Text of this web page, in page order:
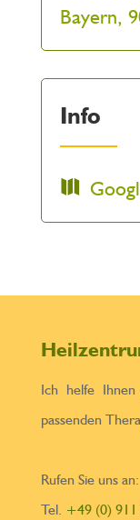
Bayern,
Info
Ich helfe
passenden
Rufen Sie uns an:
Tel. +49 (0) 911